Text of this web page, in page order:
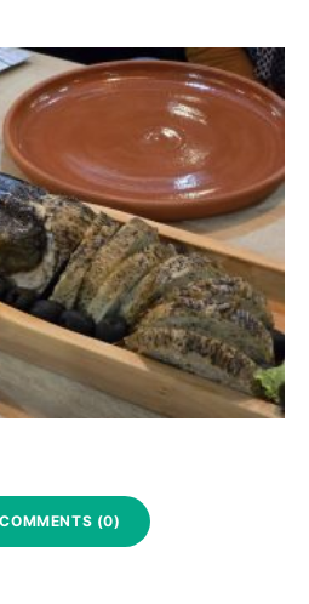
(0)